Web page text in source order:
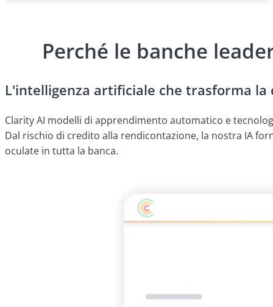
Perché le banche
L'intelligenza artificiale che trasforma la
Clarity AI modelli di apprendimento automatico e
Dal rischio di credito alla rendicontazione, la nostra IA
oculate in tutta la banca.